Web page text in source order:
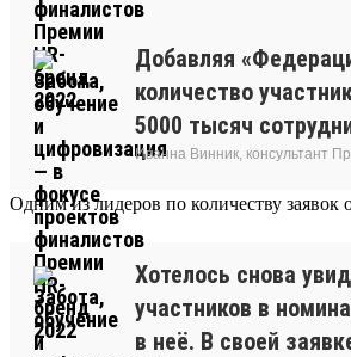
Добавляя
количество
5000 тысяч
Иванна Винник, консультант
Одним из лидеров по количеству
Хотелось снова
участников в
в неё. В своей